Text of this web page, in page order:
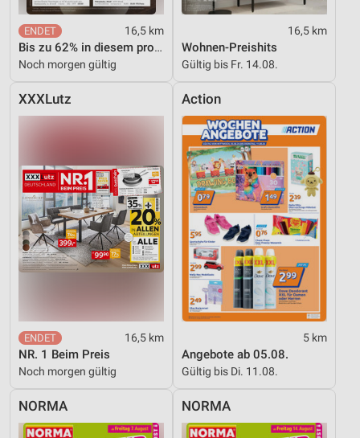
16,5 km
Bis zu 62% in diesem prospekt
Noch morgen gültig
16,5 km
Wohnen-Preishits
Gültig bis Fr. 14.08.
XXXLutz
16,5 km
NR. 1 Beim Preis
Noch morgen gültig
Action
5 km
Angebote ab 05.08.
Gültig bis Di. 11.08.
NORMA NORMA
Funktional
Werbung